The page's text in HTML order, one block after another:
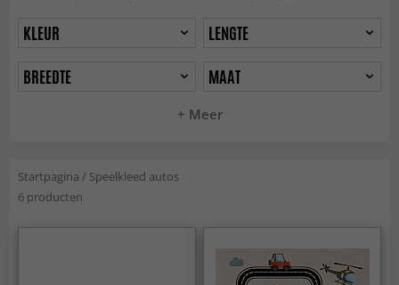
+ Meer
KLEUR
LENGTE
BREEDTE
MAAT
Startpagina / Speelkleed autos
6 producten